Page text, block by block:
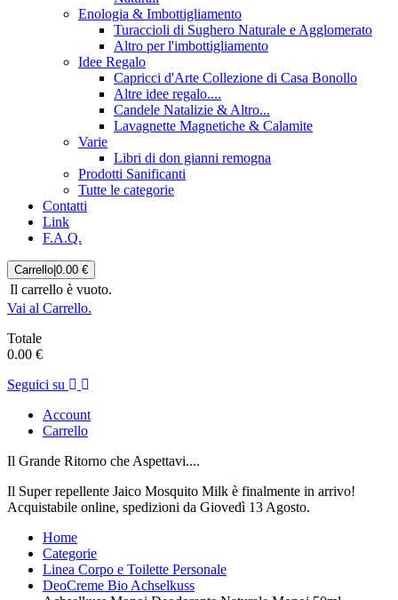
Enologia & Imbottigliamento
Turaccioli di Sughero Naturale e Agglomerato
Altro per l'imbottigliamento
Idee Regalo
Capricci d'Arte Collezione di Casa Bonollo
Altre idee regalo....
Candele Natalizie & Altro...
Lavagnette Magnetiche & Calamite
Varie
Libri di don gianni remogna
Prodotti Sanificanti
Tutte le categorie
Contatti
Link
F.A.Q.
Carrello 0.00 €
Il carrello è vuoto.
Vai al Carrello.
Totale
0.00 €
Seguici su
Account
Carrello
Il Grande Ritorno che Aspettavi....
Il Super repellente Jaico Mosquito Milk è finalmente in arrivo!
Acquistabile online, spedizioni da Giovedì 13 Agosto.
Home
Categorie
Linea Corpo e Toilette Personale
DeoCreme Bio Achselkuss